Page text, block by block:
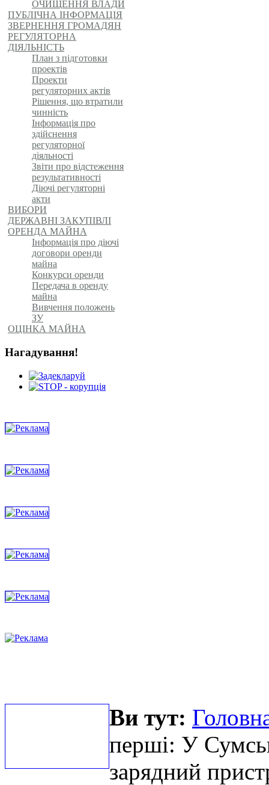
ОЧИЩЕННЯ ВЛАДИ
ПУБЛІЧНА ІНФОРМАЦІЯ
ЗВЕРНЕННЯ ГРОМАДЯН
РЕГУЛЯТОРНА
ДІЯЛЬНІСТЬ
План з підготовки
проектів
Проекти
регуляторних актів
Рішення, що втратили
чинність
Інформація про
здійснення
регуляторної
діяльності
Звіти про відстеження
результативності
Діючі регуляторні
акти
ВИБОРИ
ДЕРЖАВНІ ЗАКУПІВЛІ
ОРЕНДА МАЙНА
Інформація про діючі
договори оренди
майна
Конкурси оренди
Передача в оренду
майна
Вивчення положень
ЗУ
ОЦІНКА МАЙНА
Нагадування!
Ви тут:
перші: У
зарядний